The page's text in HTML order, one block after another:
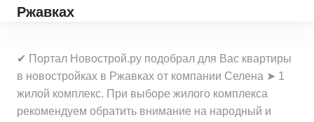
Ржавках
✔ Портал Новострой.ру подобрал для Вас квартиры
в новостройках в Ржавках от компании Селена ➤ 1
жилой комплекс. При выборе жилого комплекса
рекомендуем обратить внимание на народный и